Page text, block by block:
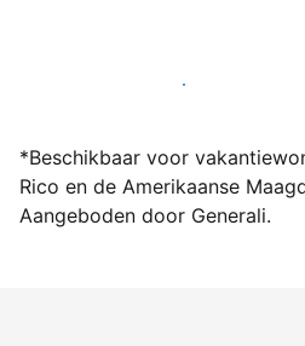
Word vandaag nog host bij
*Beschikbaar voor
Rico en de Amerikaanse
Aangeboden door Generali.